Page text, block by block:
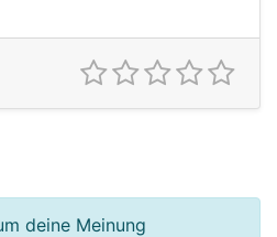
deine Meinung